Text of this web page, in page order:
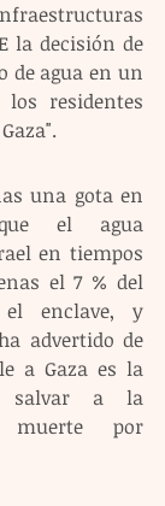
la decisión de
de agua en un
residentes
una gota en
el agua
en tiempos
el 7 % del
enclave, y
advertido de
a Gaza es la
salvar a la
por